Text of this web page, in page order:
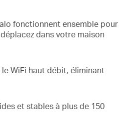
fonctionnent ensemble pour
dans votre maison
le WiFi haut débit, éliminant
et stables à plus de 150